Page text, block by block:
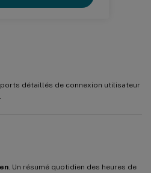
détaillés de connexion utilisateur
. Un résumé quotidien des heures de